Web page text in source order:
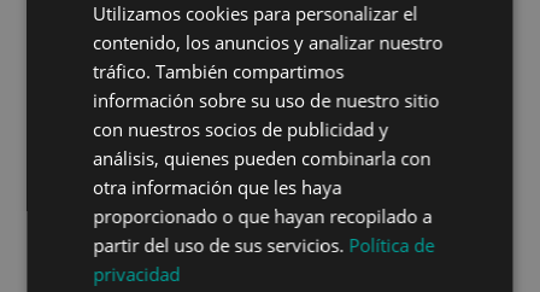
uno de los tratamientos más efectivos
rehabilitación de esta clase de roturas y
fracturas en el menisco. Su aplicación puede
darse en diferentes momentos, ya sea en fase
primaria para evitar una cirugía o posterior a la
intervención para completar la rehabilitación
de la articulación.
Son varios y muy interesantes los beneficios de
un tratamiento con fisioterapia para lesiones de
menisco. Podemos destacar principalmente:
Utilizamos cookies para personalizar el
contenido, los anuncios y analizar nuestro
tráfico. También compartimos
información sobre su uso de nuestro sitio
con nuestros socios de publicidad y
análisis, quienes pueden combinarla con
otra información que les haya
proporcionado o que hayan recopilado a
partir del uso de sus servicios. Política de
privacidad